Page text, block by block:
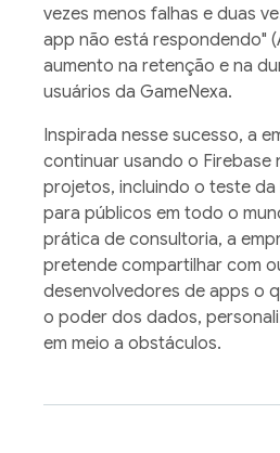
vezes menos falhas e duas
app não está respondendo"
aumento na retenção e na
usuários da GameNexa.
Inspirada nesse sucesso, a
continuar usando o Firebase
projetos, incluindo o teste da
para públicos em todo o
prática de consultoria, a
pretende compartilhar com
desenvolvedores de apps o
o poder dos dados,
em meio a obstáculos.